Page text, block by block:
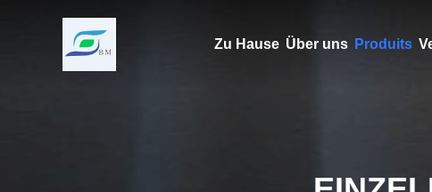
Zu Hause Über uns Produits